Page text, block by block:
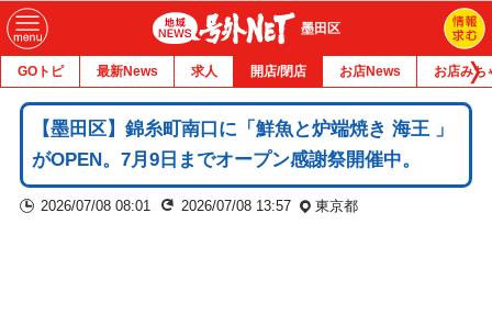
墨田区
GOトピ 最新News 求人 開店/閉店 お店News お店みち
【墨田区】錦糸町南口に「鮮魚と炉端焼き 海王 」
がOPEN。7月9日までオープン感謝祭開催中。
2026/07/08 08:01 2026/07/08 13:57 東京都